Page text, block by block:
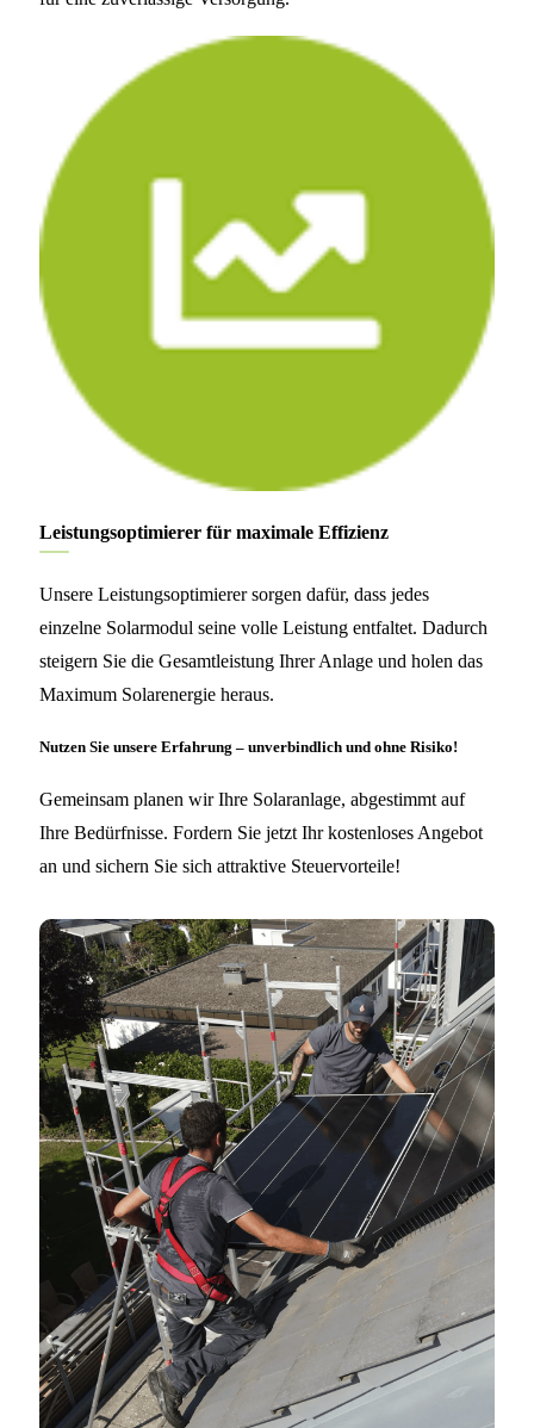
Leistungsoptimierer für maximale Effizienz
Unsere Leistungsoptimierer sorgen dafür, dass jedes
einzelne Solarmodul seine volle Leistung entfaltet. Dadurch
steigern Sie die Gesamtleistung Ihrer Anlage und holen das
Maximum Solarenergie heraus.
Nutzen Sie unsere Erfahrung – unverbindlich und ohne Risiko!
Gemeinsam planen wir Ihre Solaranlage, abgestimmt auf
Ihre Bedürfnisse. Fordern Sie jetzt Ihr kostenloses Angebot
an und sichern Sie sich attraktive Steuervorteile!